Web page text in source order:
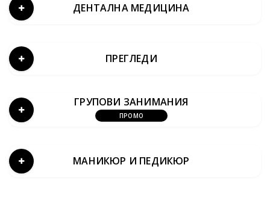
ДЕНТАЛНА МЕДИЦИНА
ПРЕГЛЕДИ
ГРУПОВИ ЗАНИМАНИЯ
ПРОМО
МАНИКЮР И ПЕДИКЮР